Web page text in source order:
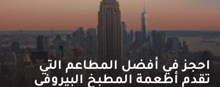
احجز في أفضل المطاعم التي
تقدم أطعمة المطبخ البيروفي